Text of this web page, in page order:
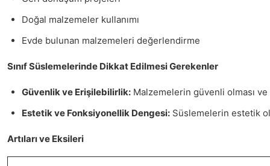
Doğal malzemeler kullanımı
Evde bulunan malzemeleri değerlendirme
Sınıf Süslemelerinde Dikkat Edilmesi Gerekenler
Güvenlik ve Erişilebilirlik: Malzemelerin güvenli olması
Estetik ve Fonksiyonellik Dengesi: Süslemelerin estetik
Artıları ve Eksileri